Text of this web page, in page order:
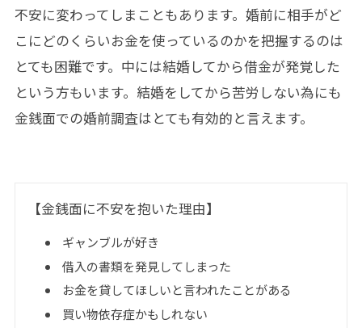
不安に変わってしまこともあります。婚前に相手がど
こにどのくらいお金を使っているのかを把握するのは
とても困難です。中には結婚してから借金が発覚した
という方もいます。結婚をしてから苦労しない為にも
金銭面での婚前調査はとても有効的と言えます。
【金銭面に不安を抱いた理由】
ギャンブルが好き
借入の書類を発見してしまった
お金を貸してほしいと言われたことがある
買い物依存症かもしれない